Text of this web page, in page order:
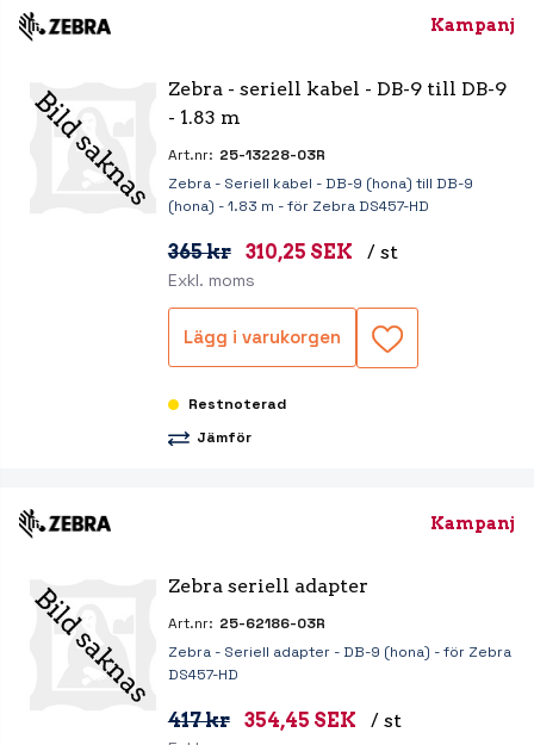
Kampanj
Zebra - seriell kabel - DB-9 till DB-9
- 1.83 m
Art.nr: 25-13228-03R
Zebra - Seriell kabel - DB-9 (hona) till DB-9
(hona) - 1.83 m - för Zebra DS457-HD
365 kr 310,25 SEK / st
Exkl. moms
Lägg i varukorgen
Restnoterad
Jämför
Kampanj
Zebra seriell adapter
Art.nr: 25-62186-03R
Zebra - Seriell adapter - DB-9 (hona) - för Zebra
DS457-HD
417 kr 354,45 SEK / st